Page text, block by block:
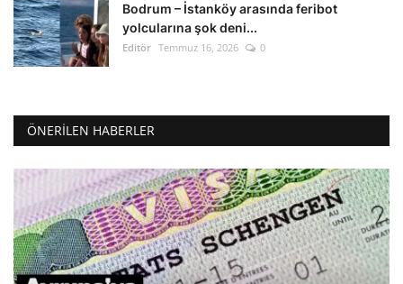
Bodrum – İstanköy arasında feribot
yolcularına şok deni...
Editör Temmuz 16, 2026 0
ÖNERILEN HABERLER